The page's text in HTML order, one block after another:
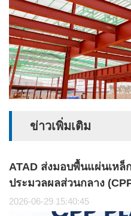
ข่าวเพิ่มเติม
ATAD ส่งมอบพื้นแผ่นเหล็
ประมวลผลส่วนกลาง
นอกชายฝั่งได้สำเร็จ
2026-06-29 15:40:45